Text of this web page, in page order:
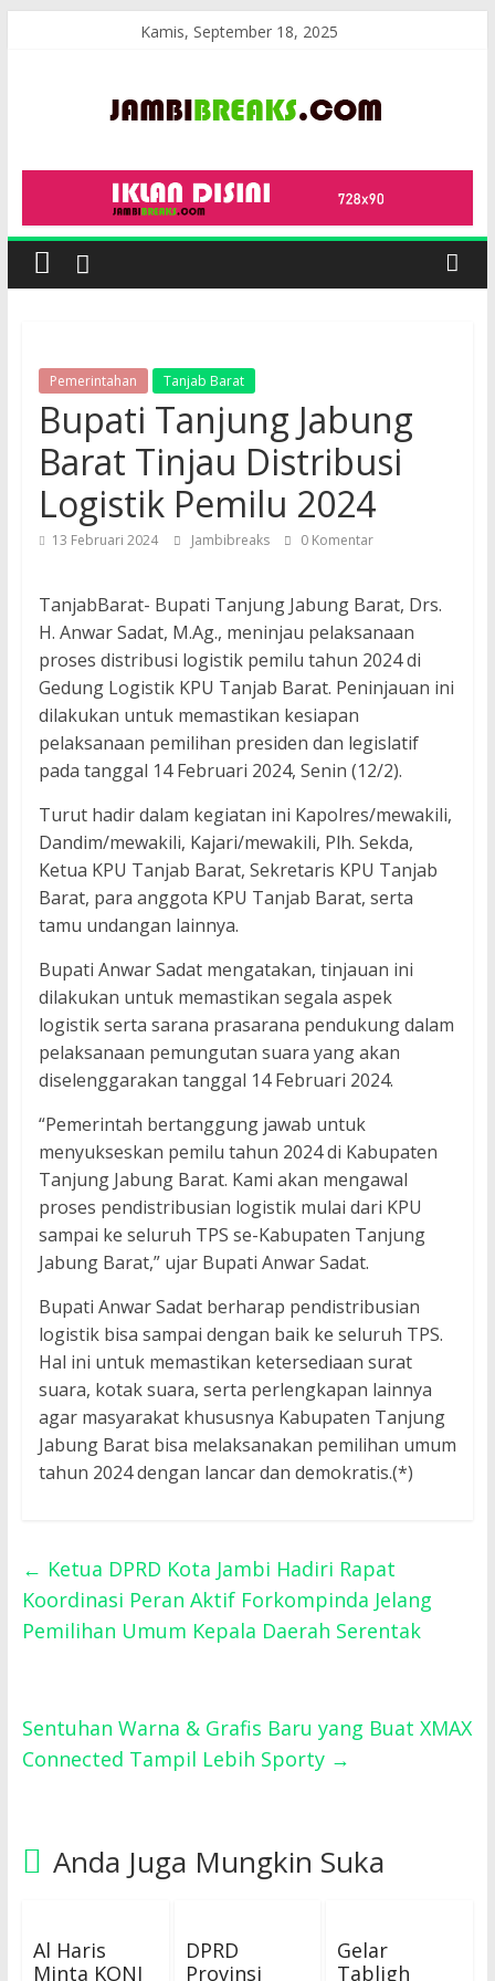
Kamis, September 18, 2025
JambiBreaks
Pemerintahan Tanjab Barat
Bupati Tanjung Jabung
Barat Tinjau Distribusi
Logistik Pemilu 2024
13 Februari 2024 Jambibreaks 0 Komentar
TanjabBarat- Bupati Tanjung Jabung Barat, Drs.
H. Anwar Sadat, M.Ag., meninjau pelaksanaan
proses distribusi logistik pemilu tahun 2024 di
Gedung Logistik KPU Tanjab Barat. Peninjauan ini
dilakukan untuk memastikan kesiapan
pelaksanaan pemilihan presiden dan legislatif
pada tanggal 14 Februari 2024, Senin (12/2).
Turut hadir dalam kegiatan ini Kapolres/mewakili,
Dandim/mewakili, Kajari/mewakili, Plh. Sekda,
Ketua KPU Tanjab Barat, Sekretaris KPU Tanjab
Barat, para anggota KPU Tanjab Barat, serta
tamu undangan lainnya.
Bupati Anwar Sadat mengatakan, tinjauan ini
dilakukan untuk memastikan segala aspek
logistik serta sarana prasarana pendukung dalam
pelaksanaan pemungutan suara yang akan
diselenggarakan tanggal 14 Februari 2024.
“Pemerintah bertanggung jawab untuk
menyukseskan pemilu tahun 2024 di Kabupaten
Tanjung Jabung Barat. Kami akan mengawal
proses pendistribusian logistik mulai dari KPU
sampai ke seluruh TPS se-Kabupaten Tanjung
Jabung Barat,” ujar Bupati Anwar Sadat.
Bupati Anwar Sadat berharap pendistribusian
logistik bisa sampai dengan baik ke seluruh TPS.
Hal ini untuk memastikan ketersediaan surat
suara, kotak suara, serta perlengkapan lainnya
agar masyarakat khususnya Kabupaten Tanjung
Jabung Barat bisa melaksanakan pemilihan umum
tahun 2024 dengan lancar dan demokratis.(*)
← Ketua DPRD Kota Jambi Hadiri Rapat
Koordinasi Peran Aktif Forkompinda Jelang
Pemilihan Umum Kepala Daerah Serentak
Sentuhan Warna & Grafis Baru yang Buat XMAX
Connected Tampil Lebih Sporty →
Anda Juga Mungkin Suka
Al Haris
Minta KONI
DPRD
Provinsi
Gelar
Tabligh